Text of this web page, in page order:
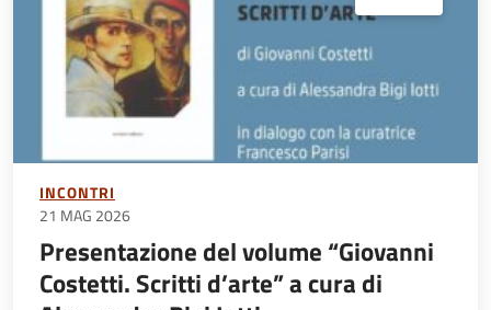
INCONTRI
21 MAG 2026
Presentazione del volume “Giovanni
Costetti. Scritti d’arte” a cura di